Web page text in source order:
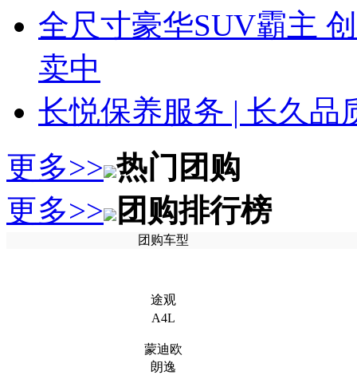
全尺寸豪华SUV霸主
卖中
长悦保养服务 | 长久品
更多>> 热门团购
更多>> 团购排行榜
团购车型
途观
A4L
蒙迪欧
朗逸